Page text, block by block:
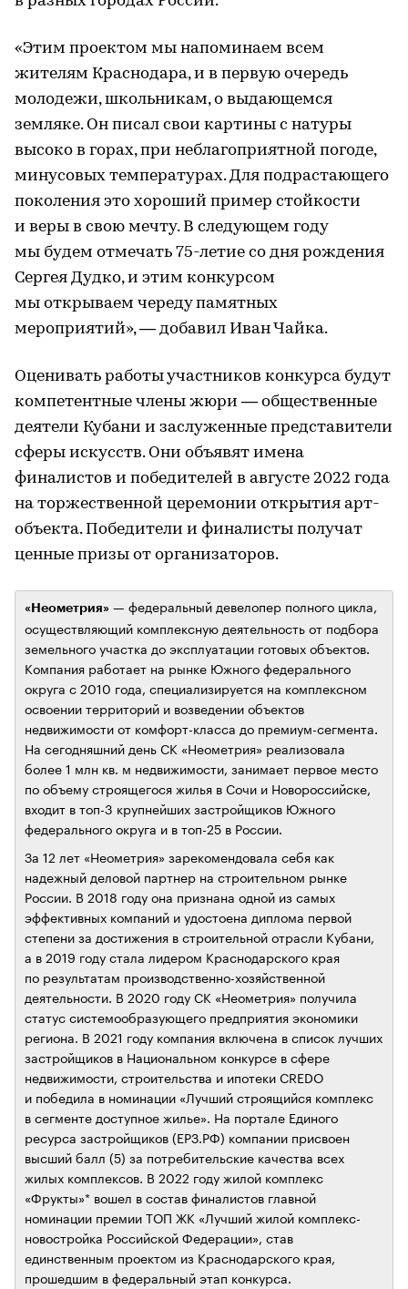
«Этим проектом мы напоминаем всем
жителям Краснодара, и в первую очередь
молодежи, школьникам, о выдающемся
земляке. Он писал свои картины с натуры
высоко в горах, при неблагоприятной погоде,
минусовых температурах. Для подрастающего
поколения это хороший пример стойкости
и веры в свою мечту. В следующем году
мы будем отмечать 75-летие со дня рождения
Сергея Дудко, и этим конкурсом
мы открываем череду памятных
мероприятий», — добавил Иван Чайка.
Оценивать работы участников конкурса будут
компетентные члены жюри — общественные
деятели Кубани и заслуженные представители
сферы искусств. Они объявят имена
финалистов и победителей в августе 2022 года
на торжественной церемонии открытия арт-
объекта. Победители и финалисты получат
ценные призы от организаторов.
«Неометрия» — федеральный девелопер полного цикла,
осуществляющий комплексную деятельность от подбора
земельного участка до эксплуатации готовых объектов.
Компания работает на рынке Южного федерального
округа с 2010 года, специализируется на комплексном
освоении территорий и возведении объектов
недвижимости от комфорт-класса до премиум-сегмента.
На сегодняшний день СК «Неометрия» реализовала
более 1 млн кв. м недвижимости, занимает первое место
по объему строящегося жилья в Сочи и Новороссийске,
входит в топ-3 крупнейших застройщиков Южного
федерального округа и в топ-25 в России.
За 12 лет «Неометрия» зарекомендовала себя как
надежный деловой партнер на строительном рынке
России. В 2018 году она признана одной из самых
эффективных компаний и удостоена диплома первой
степени за достижения в строительной отрасли Кубани,
а в 2019 году стала лидером Краснодарского края
по результатам производственно-хозяйственной
деятельности. В 2020 году СК «Неометрия» получила
статус системообразующего предприятия экономики
региона. В 2021 году компания включена в список лучших
застройщиков в Национальном конкурсе в сфере
недвижимости, строительства и ипотеки CREDO
и победила в номинации «Лучший строящийся комплекс
в сегменте доступное жилье». На портале Единого
ресурса застройщиков (ЕРЗ.РФ) компании присвоен
высший балл (5) за потребительские качества всех
жилых комплексов. В 2022 году жилой комплекс
«Фрукты»* вошел в состав финалистов главной
номинации премии ТОП ЖК «Лучший жилой комплекс-
новостройка Российской Федерации», став
единственным проектом из Краснодарского края,
прошедшим в федеральный этап конкурса.